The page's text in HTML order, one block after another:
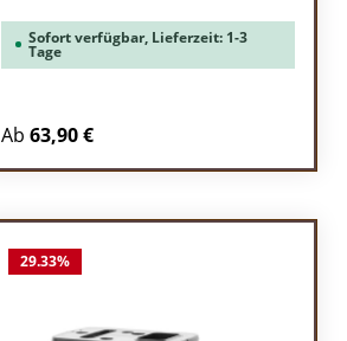
Sofort verfügbar, Lieferzeit: 1-3
Tage
Ab 63,90 €
29.33%